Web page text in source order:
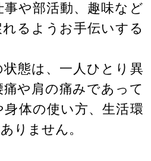
や部活動、趣味など
るようお手伝いする
態は、一人ひとり異
や肩の痛みであって
体の使い方、生活環
りません。